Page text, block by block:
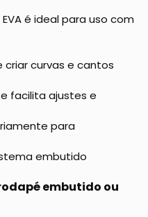
é ideal para uso com
criar curvas e cantos
facilita ajustes e
para
embutido
embutido ou